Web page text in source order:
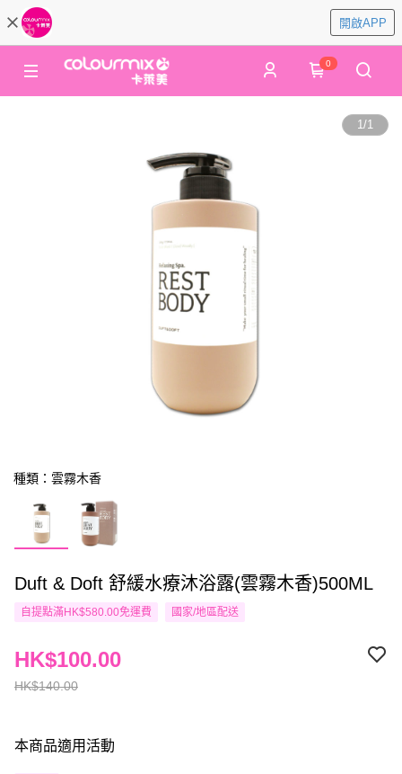
開啟APP
0
1/1
種類：雲霧木香
Duft & Doft 舒緩水療沐浴露(雲霧木香)500ML
自提點滿HK$580.00免運費 國家/地區配送
HK$140.00
HK$100.00
本商品適用活動